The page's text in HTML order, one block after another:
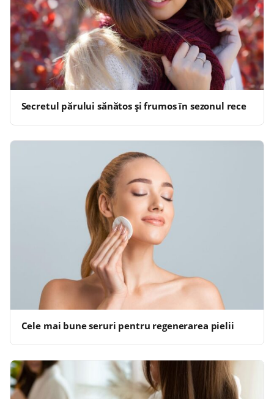
Secretul părului sănătos și frumos în sezonul rece
Cele mai bune seruri pentru regenerarea pielii